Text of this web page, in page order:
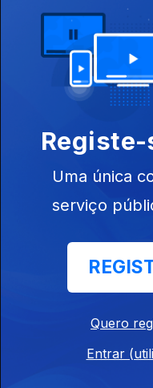
16 jun. 2026
Fernando Alvim recebe a
15 jun. 2026
Fernando Alvim recebe o
Europeus".
Elisabete Cunha
Viajámos até à Austrália
se Passa acima das
Las Ketchup
Registe-
Uma única
serviço
Quero
Entrar